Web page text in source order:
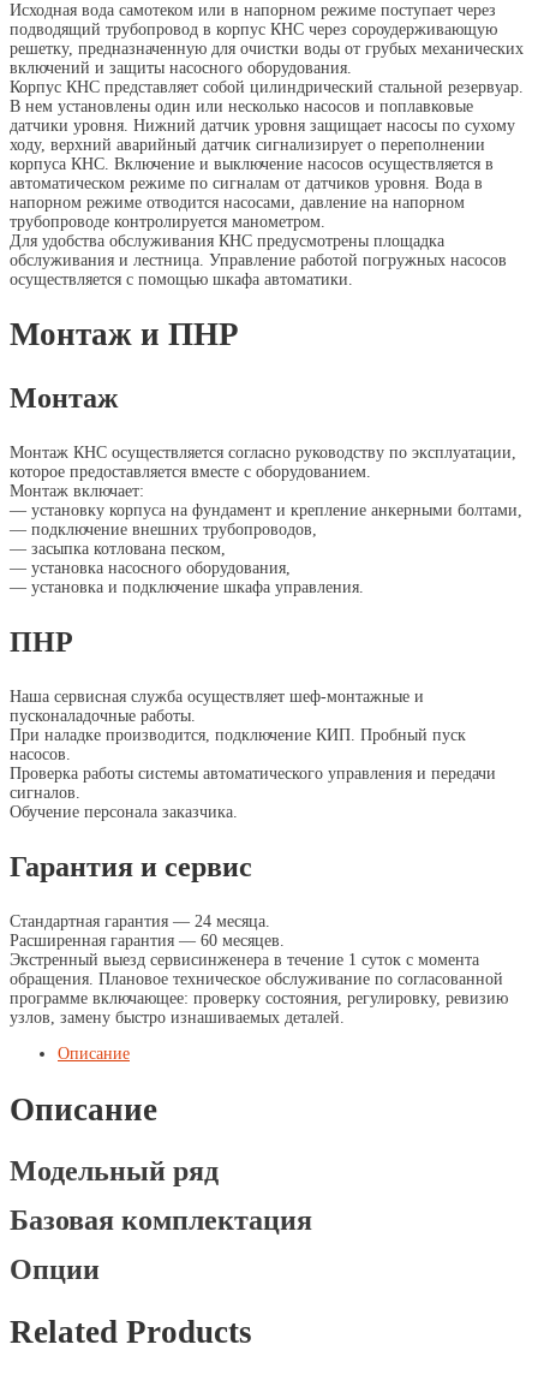
Исходная вода самотеком или в напорном режиме поступает через
подводящий трубопровод в корпус КНС через сороудерживающую
решетку, предназначенную для очистки воды от грубых механических
включений и защиты насосного оборудования.
Корпус КНС представляет собой цилиндрический стальной резервуар.
В нем установлены один или несколько насосов и поплавковые
датчики уровня. Нижний датчик уровня защищает насосы по сухому
ходу, верхний аварийный датчик сигнализирует о переполнении
корпуса КНС. Включение и выключение насосов осуществляется в
автоматическом режиме по сигналам от датчиков уровня. Вода в
напорном режиме отводится насосами, давление на напорном
трубопроводе контролируется манометром.
Для удобства обслуживания КНС предусмотрены площадка
обслуживания и лестница. Управление работой погружных насосов
осуществляется с помощью шкафа автоматики.
Монтаж и ПНР
Монтаж
Монтаж КНС осуществляется согласно руководству по эксплуатации,
которое предоставляется вместе с оборудованием.
Монтаж включает:
— установку корпуса на фундамент и крепление анкерными болтами,
— подключение внешних трубопроводов,
— засыпка котлована песком,
— установка насосного оборудования,
— установка и подключение шкафа управления.
ПНР
Наша сервисная служба осуществляет шеф-монтажные и
пусконаладочные работы.
При наладке производится, подключение КИП. Пробный пуск
насосов.
Проверка работы системы автоматического управления и передачи
сигналов.
Обучение персонала заказчика.
Гарантия и сервис
Стандартная гарантия — 24 месяца.
Расширенная гарантия — 60 месяцев.
Экстренный выезд сервисинженера в течение 1 суток с момента
обращения. Плановое техническое обслуживание по согласованной
программе включающее: проверку состояния, регулировку, ревизию
узлов, замену быстро изнашиваемых деталей.
Описание
Описание
Модельный ряд
Базовая комплектация
Опции
Related Products